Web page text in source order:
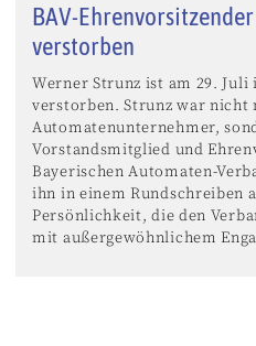
BAV-
verstorben
Werner Strunz ist am 29. Juli
verstorben. Strunz war
Automatenunternehmer,
Vorstandsmitglied und
Bayerischen Automaten-
ihn in einem Rundschreiben
Persönlichkeit, die den
mit außergewöhnlichem